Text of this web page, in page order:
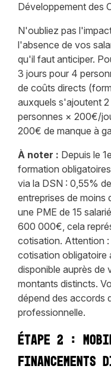
Développement des
N'oubliez pas
l'absence de vos
qu'il faut anticiper.
3 jours pour 4
de coûts directs
auxquels s'ajoutent
personnes × 200€/
200€ de manque à
À noter : Depuis le
formation
via la DSN : 0,55%
entreprises de moins
une PME de 15
600 000€, cela
cotisation. Attention
cotisation obligatoire
disponible auprès de
montants distincts.
dépend des accords
professionnelle.
Étape 2 :
financements